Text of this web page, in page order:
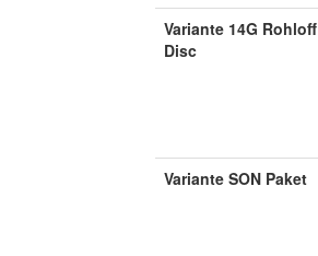
Variante 14G Rohloff
Disc
Variante SON Paket